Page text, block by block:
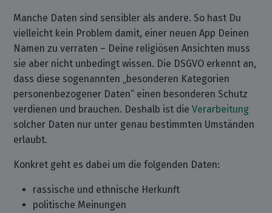
Manche Daten sind sensibler als andere. So hast Du
vielleicht kein Problem damit, einer neuen App Deinen
Namen zu verraten – Deine religiösen Ansichten muss
sie aber nicht unbedingt wissen. Die DSGVO erkennt an,
dass diese sogenannten „besonderen Kategorien
personenbezogener Daten“ einen besonderen Schutz
verdienen und brauchen. Deshalb ist dieVerarbeitung
solcher Daten nur unter genau bestimmten Umständen
erlaubt.
Konkret geht es dabei um die folgenden Daten:
rassische und ethnische Herkunft
politische Meinungen